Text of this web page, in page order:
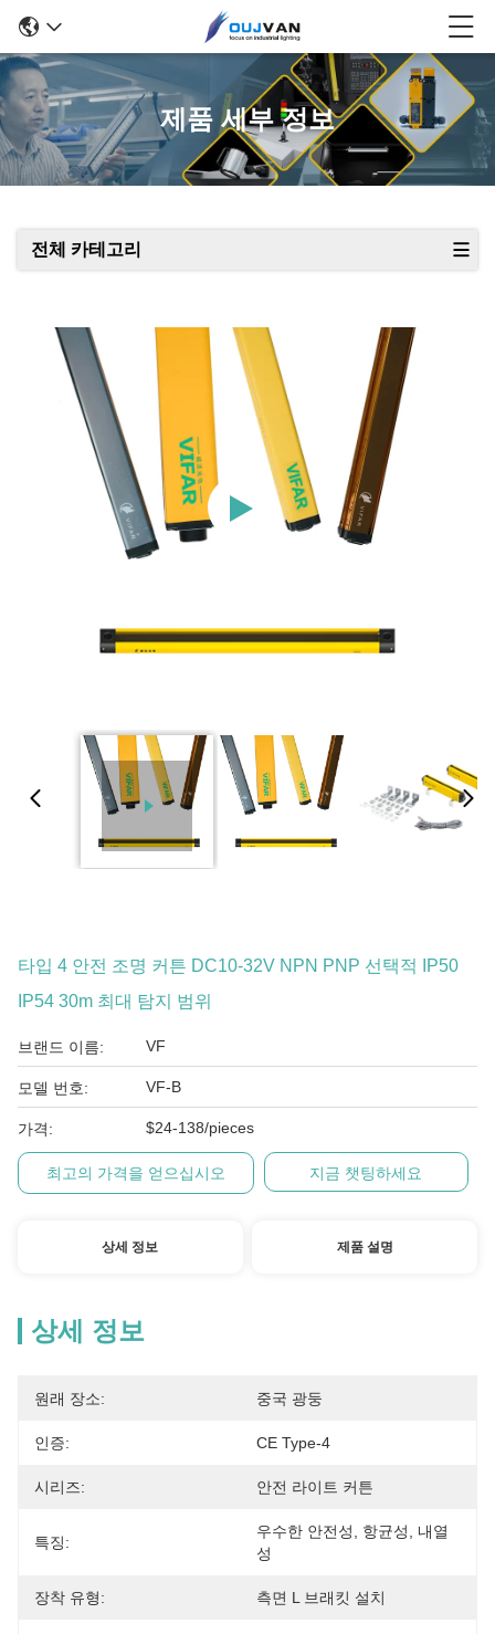
제품 세부 정보
전체 카테고리
타입 4 안전 조명 커튼 DC10-32V NPN PNP 선택적 IP50
IP54 30m 최대 탐지 범위
브랜드 이름: VF
모델 번호: VF-B
가격: $24-138/pieces
최고의 가격을 얻으십시오 지금 챗팅하세요
상세 정보 제품 설명
상세 정보
원래 장소: 중국 광둥
인증: CE Type-4
시리즈: 안전 라이트 커튼
특징:
우수한 안전성, 항균성, 내열
성
장착 유형: 측면 L 브래킷 설치